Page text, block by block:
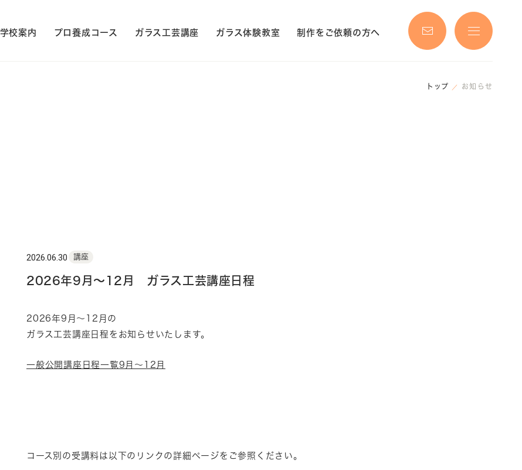
学校案内 プロ養成コース ガラス工芸講座 ガラス体験教室 制作をご依頼の方へ
トップ お知らせ
2026.06.30 講座
2026年9月～12月 ガラス工芸講座日程
2026年9月～12月の
ガラス工芸講座日程を お知らせいたします。
一般公開講座日程一覧9月～12月
コース別の受講料は以下のリンクの詳細ページをご参照ください。